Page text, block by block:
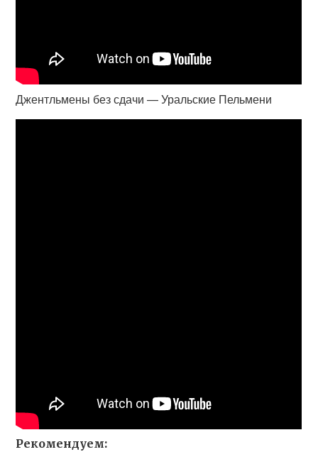
Джентльмены без сдачи — Уральские Пельмени
Рекомендуем: